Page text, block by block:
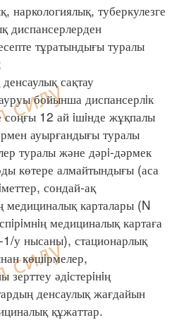
туберкулезге
диспансерлерден
тұратындығы туралы
сақтау
бойынша диспансерлiк
соңғы 12 ай iшiнде жұқпалы
ауырғандығы туралы
туралы және дәрi-дәрмек
көтере алмайтындығы (аса
сондай-ақ
медициналық карталары (N
медициналық картаға
у нысаны), стационарлық
көшiрмелер,
зерттеу әдiстерiнiң
денсаулық жағдайын
құжаттар.